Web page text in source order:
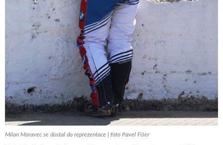
Milan Moravec se dostal do reprezentace | foto Pavel Fišer